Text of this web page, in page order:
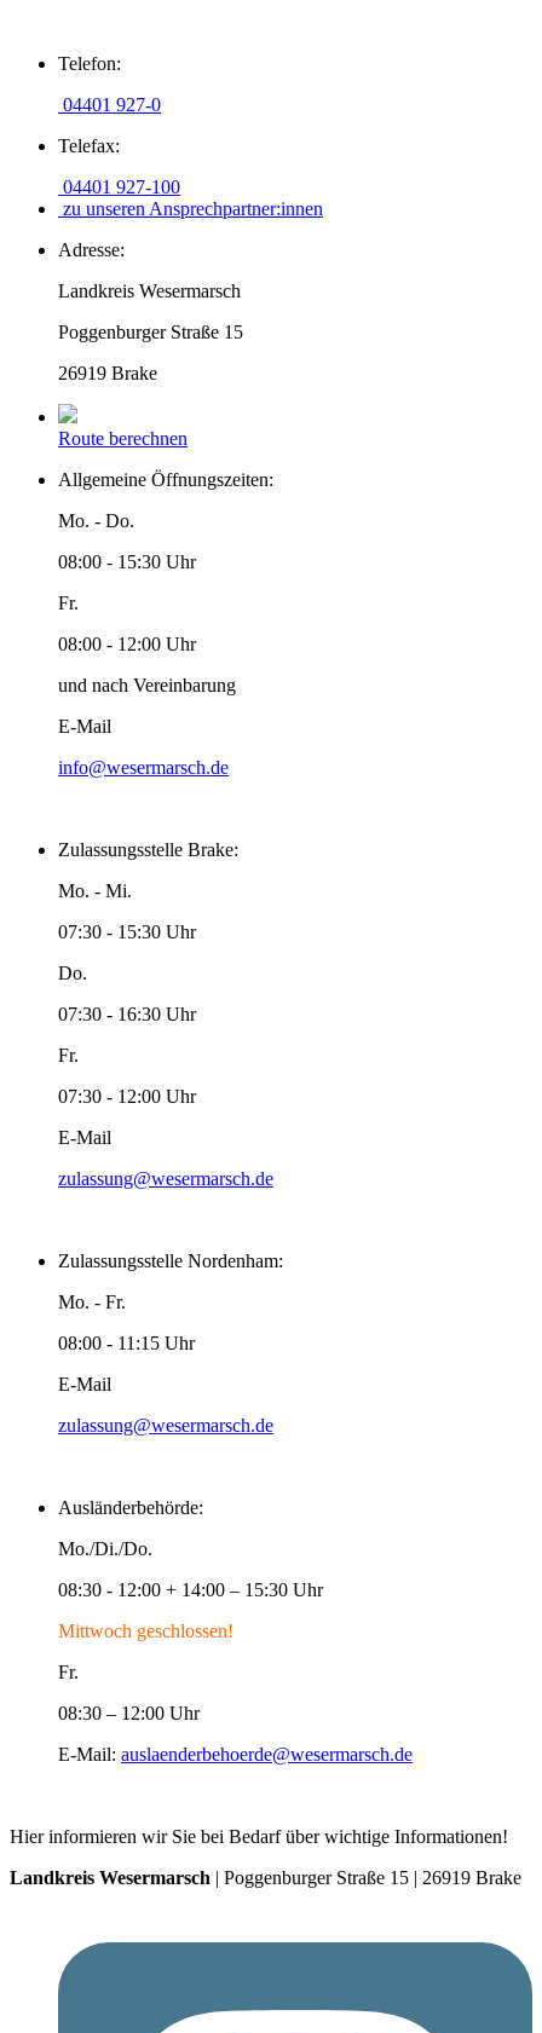
Inhalt
Telefon:
04401 927-0
Telefax:
04401 927-100
zu unseren Ansprechpartner:innen
Adresse:
Landkreis Wesermarsch
Poggenburger Straße 15
26919 Brake
Route berechnen
Allgemeine Öffnungszeiten:
Mo. - Do.
08:00 - 15:30 Uhr
Fr.
08:00 - 12:00 Uhr
und nach Vereinbarung
E-Mail
info@wesermarsch.de
Zulassungsstelle Brake:
Mo. - Mi.
07:30 - 15:30 Uhr
Do.
07:30 - 16:30 Uhr
Fr.
07:30 - 12:00 Uhr
E-Mail
zulassung@wesermarsch.de
Zulassungsstelle Nordenham:
Mo. - Fr.
08:00 - 11:15 Uhr
E-Mail
zulassung@wesermarsch.de
Ausländerbehörde:
Mo./Di./Do.
08:30 - 12:00 + 14:00 – 15:30 Uhr
Mittwoch geschlossen!
Fr.
08:30 – 12:00 Uhr
E-Mail: auslaenderbehoerde@wesermarsch.de
Hier informieren wir Sie bei Bedarf über wichtige Informationen!
Landkreis Wesermarsch | Poggenburger Straße 15 | 26919 Brake